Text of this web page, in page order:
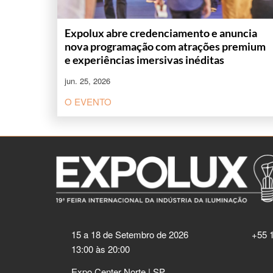
Expolux abre credenciamento e anuncia
nova programação com atrações premium
e experiências imersivas inéditas
jun. 25, 2026
O EVENTO
15 a 18 de Setembro de 2026
13:00 às 20:00
+55